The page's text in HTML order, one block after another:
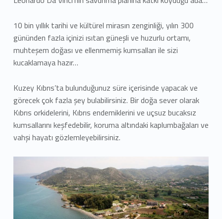
10 bin yıllık tarihi ve kültürel mirasın zenginliği, yılın 300
gününden fazla içinizi ısıtan güneşli ve huzurlu ortamı,
muhteşem doğası ve ellenmemiş kumsalları ile sizi
kucaklamaya hazır…
Kuzey Kıbrıs’ta bulunduğunuz süre içerisinde yapacak ve
görecek çok fazla şey bulabilirsiniz. Bir doğa sever olarak
Kıbrıs orkidelerini, Kıbrıs endemiklerini ve uçsuz bucaksız
kumsallarını keşfedebilir, koruma altındaki kaplumbağaları ve
vahşi hayatı gözlemleyebilirsiniz.